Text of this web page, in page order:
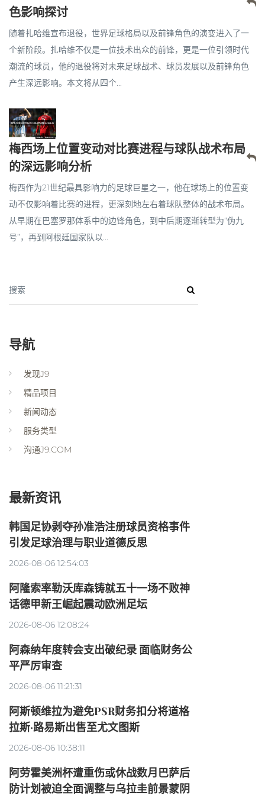
色影响探讨
随着扎哈维宣布退役，世界足球格局以及前锋角色的演变进入了一
个新阶段。扎哈维不仅是一位技术出众的前锋，更是一位引领时代
潮流的球员，他的退役将对未来足球战术、球员发展以及前锋角色
产生深远影响。本文将从四个...
梅西场上位置变动对比赛进程与球队战术布局
的深远影响分析
梅西作为21世纪最具影响力的足球巨星之一，他在球场上的位置变
动不仅影响着比赛的进程，更深刻地左右着球队整体的战术布局。
从早期在巴塞罗那体系中的边锋角色，到中后期逐渐转型为“伪九
号”，再到阿根廷国家队以...
搜索
导航
发现J9
精品项目
新闻动态
服务类型
沟通J9.COM
最新资讯
韩国足协剥夺孙准浩注册球员资格事件
引发足球治理与职业道德反思
2026-08-06 12:54:03
阿隆索率勒沃库森铸就五十一场不败神
话德甲新王崛起震动欧洲足坛
2026-08-06 12:08:24
阿森纳年度转会支出破纪录 面临财务公
平严厉审查
2026-08-06 11:21:31
阿斯顿维拉为避免PSR财务扣分将道格
拉斯·路易斯出售至尤文图斯
2026-08-06 10:38:11
阿劳霍美洲杯遭重伤或休战数月巴萨后
防计划被迫全面调整与乌拉圭前景蒙阴